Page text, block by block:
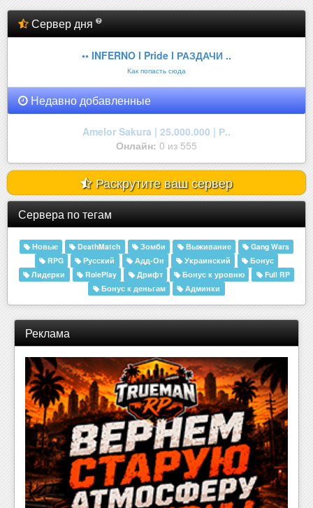
Сервер дня
•• INFERNO l Pride l РАЗДАЧИ ..
Как попасть сюда
Недавно добавленные
Amelor Sakura | 25.000.000 | Р..
Онлайн: 0 из 555
Раскрутите ваш сервер
Сервера по тегам
Новые DeathMatch Зомби Выживание
Gang Wars
RPG
Русский Адд-Он Украинский
Бонус
Лидерки
RolePlay Дрифт Бонус к уровню
Full RP
Бонус к деньгам
Админки
Реклама